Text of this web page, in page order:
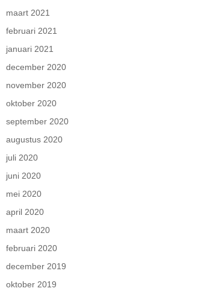
maart 2021
februari 2021
januari 2021
december 2020
november 2020
oktober 2020
september 2020
augustus 2020
juli 2020
juni 2020
mei 2020
april 2020
maart 2020
februari 2020
december 2019
oktober 2019